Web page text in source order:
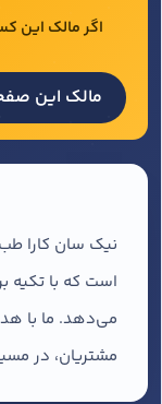
اگر مالک این
مالک این
نیک سان کارا
است که با تکیه
می‌دهد. ما با
مشتریان، در